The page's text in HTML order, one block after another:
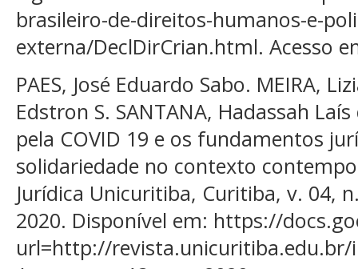
brasileiro-de-direitos-humanos-e-
externa/DeclDirCrian.html. Acesso
PAES, José Eduardo Sabo. MEIRA,
Edstron S. SANTANA, Hadassah
pela COVID 19 e os fundamentos
solidariedade no contexto
Jurídica Unicuritiba, Curitiba, v. 04,
2020. Disponível em: https://
url=http://revista.unicuritiba.edu.br/